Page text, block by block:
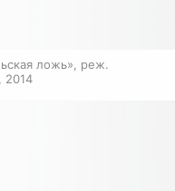
ложь», реж.
2014